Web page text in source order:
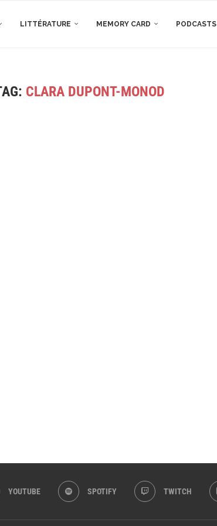
LITTÉRATURE MEMORY CARD PODCASTS
CLARA DUPONT-MONOD
YOUTUBE SPOTIFY TWITCH